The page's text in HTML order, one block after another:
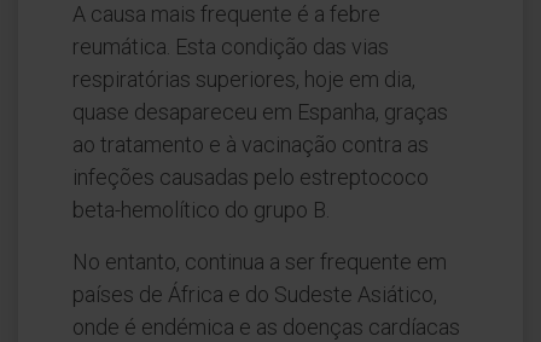
A causa mais frequente é a febre
reumática. Esta condição das vias
respiratórias superiores, hoje em dia,
quase desapareceu em Espanha, graças
ao tratamento e à vacinação contra as
infeções causadas pelo estreptococo
beta-hemolítico do grupo B.
No entanto, continua a ser frequente em
países de África e do Sudeste Asiático,
onde é endémica e as doenças cardíacas